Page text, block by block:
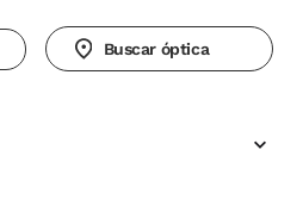
Buscar óptica